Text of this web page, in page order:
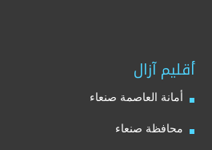
أقليم آزال
أمانة العاصمة صنعاء
محافظة صنعاء